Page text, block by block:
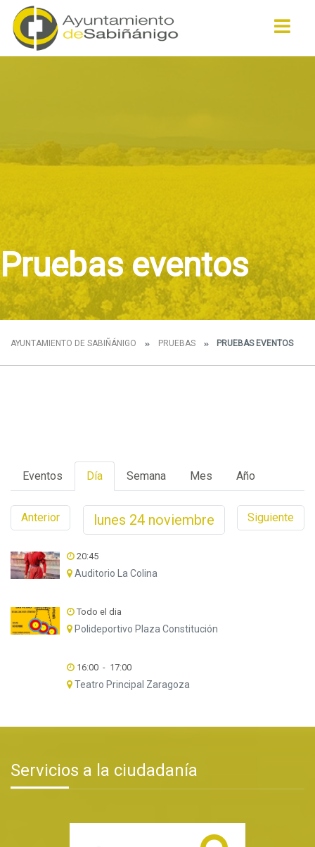
Pruebas eventos
AYUNTAMIENTO DE SABIÑÁNIGO PRUEBAS PRUEBAS EVENTOS
Eventos Día Semana Mes Año
Anterior lunes 24 noviembre Siguiente
20:45
Auditorio La Colina
Todo el dia
Polideportivo Plaza Constitución
16:00 - 17:00
Teatro Principal Zaragoza
Servicios a la ciudadanía